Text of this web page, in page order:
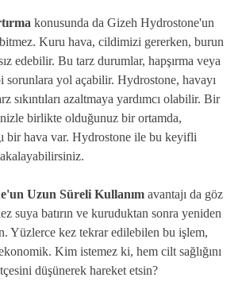
konusunda da Gizeh Hydrostone'un
Kuru hava, cildimizi gererken, burun
edebilir. Bu tarz durumlar, hapşırma veya
sorunlara yol açabilir. Hydrostone, havayı
sıkıntıları azaltmaya yardımcı olabilir. Bir
birlikte olduğunuz bir ortamda,
bir hava var. Hydrostone ile bu keyifli
Uzun Süreli Kullanım avantajı da göz
suya batırın ve kuruduktan sonra yeniden
Yüzlerce kez tekrar edilebilen bu işlem,
Kim istemez ki, hem cilt sağlığını
düşünerek hareket etsin?